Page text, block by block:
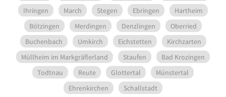
Ihringen
March Stegen Ebringen
Hartheim
Bötzingen
Merdingen Denzlingen
Oberried
Buchenbach
Umkirch Eichstetten
Kirchzarten
Müllheim im Markgräflerland
Staufen
Bad Krozingen
Todtnau
Reute Glottertal
Münstertal
Ehrenkirchen
Schallstadt